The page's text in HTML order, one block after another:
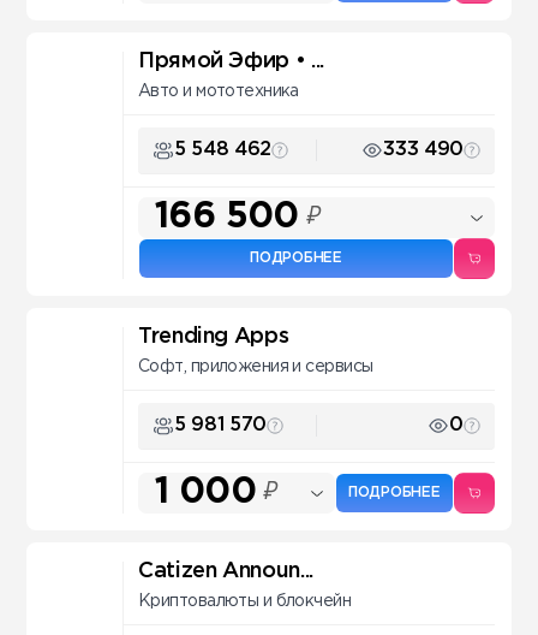
Прямой Эфир • ...
Авто и мототехника
5 548 462 333 490
166 500 ₽
ПОДРОБНЕЕ
Trending Apps
Софт, приложения и сервисы
5 981 570 0
1 000 ₽ ПОДРОБНЕЕ
Catizen Announ...
Криптовалюты и блокчейн